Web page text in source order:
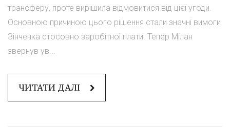
трансферу, проте вирішила відмовитися від цієї угоди.
Основною причиною цього рішення стали значні вимоги
Зінченка стосовно заробітної плати. Тепер Мілан
звернув ув...
ЧИТАТИ ДАЛІ